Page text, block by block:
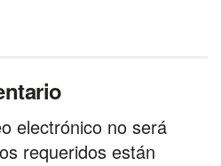
electrónico no será
requeridos están